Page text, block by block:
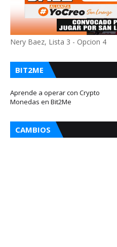
Nery Baez, Lista 3 - Opcion 4
BIT2ME
Aprende a operar con Crypto
Monedas en Bit2Me
CAMBIOS